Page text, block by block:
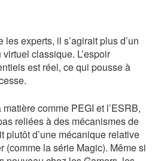
experts, il s’agirait plus d’un
virtuel classique. L’espoir
est réel, ce qui pousse à
comme PEGI et l’ESRB,
reliées à des mécanismes de
plutôt d’une mécanique relative
(comme la série Magic). Même si